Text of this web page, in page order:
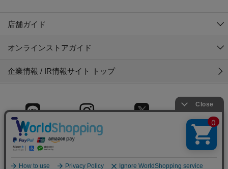
店舗ガイド
オンラインストアガイド
企業情報 / IR情報サイト トップ
LINE Instagram Facebook
＼コーディネートの検索／